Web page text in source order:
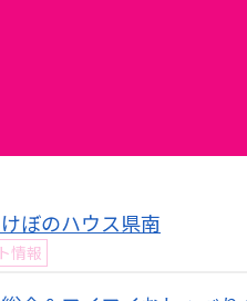
ぼのハウス県南
情報